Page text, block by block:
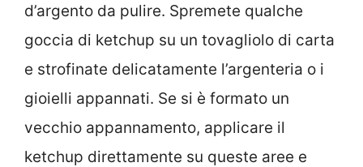
d’argento da pulire. Spremete qualche
goccia di ketchup su un tovagliolo di carta
e strofinate delicatamente l’argenteria o i
gioielli appannati. Se si è formato un
vecchio appannamento, applicare il
ketchup direttamente su queste aree e